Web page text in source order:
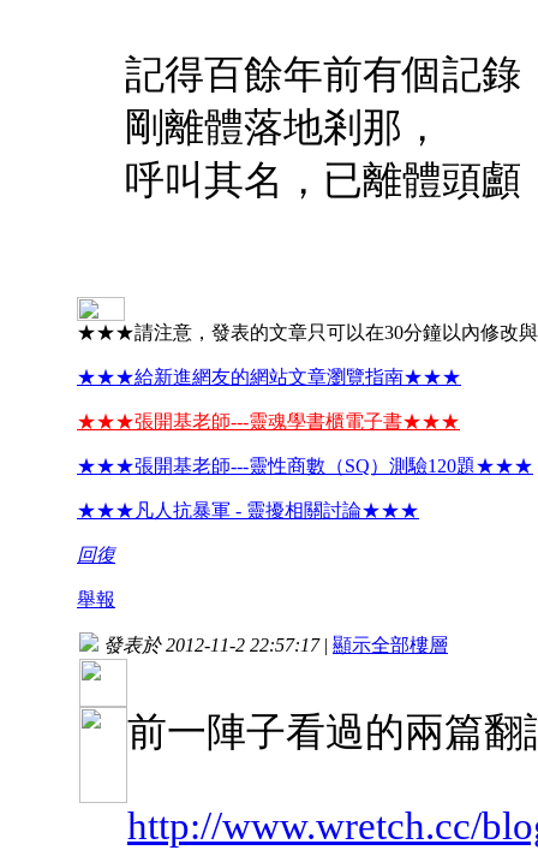
記得百餘年前有個記
剛離體落地剎那，
呼叫其名，已離體頭顱
★★★請注意，發表的文章只可以在30分鐘以內修
★★★給新進網友的網站文章瀏覽指南★★★
★★★張開基老師---靈魂學書櫃電子書★★★
★★★張開基老師---靈性商數（SQ）測驗120題★★★
★★★凡人抗暴軍 - 靈擾相關討論★★★
回復
舉報
發表於 2012-11-2 22:57:17 | 顯示全部樓層
前一陣子看過的兩篇翻
http://www.wretch.cc/